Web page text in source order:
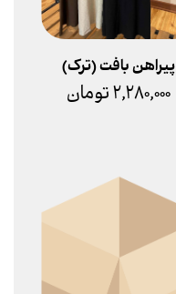
پیراهن بافت (ترک)
۲,۲۸۰,۰۰۰ تومان